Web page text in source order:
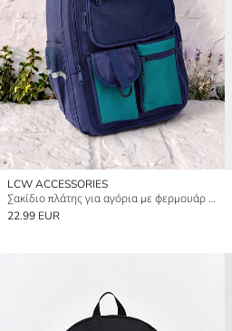
LCW ACCESSORIES
Σακίδιο πλάτης για αγόρια με φερμουάρ και πολλαπλές τσέπες
22.99 EUR